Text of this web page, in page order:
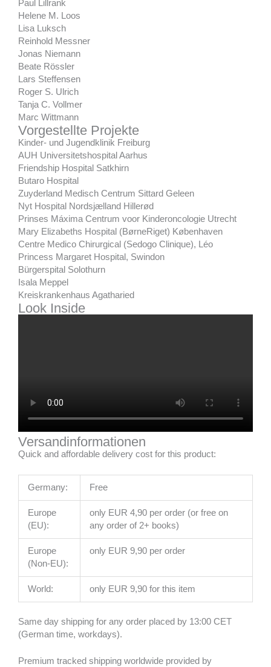
Paul Lillrank
Helene M. Loos
Lisa Luksch
Reinhold Messner
Jonas Niemann
Beate Rössler
Lars Steffensen
Roger S. Ulrich
Tanja C. Vollmer
Marc Wittmann
Vorgestellte Projekte
Kinder- und Jugendklinik Freiburg
AUH Universitetshospital Aarhus
Friendship Hospital Satkhirn
Butaro Hospital
Zuyderland Medisch Centrum Sittard Geleen
Nyt Hospital Nordsjælland Hillerød
Prinses Máxima Centrum voor Kinderoncologie Utrecht
Mary Elizabeths Hospital (BørneRiget) Københaven
Centre Medico Chirurgical (Sedogo Clinique), Léo
Princess Margaret Hospital, Swindon
Bürgerspital Solothurn
Isala Meppel
Kreiskrankenhaus Agatharied
Look Inside
Versandinformationen
Quick and affordable delivery cost for this product:
Germany: Free
Europe
(EU):
only EUR 4,90 per order (or free on
any order of 2+ books)
Europe
(Non-EU):
only EUR 9,90 per order
World: only EUR 9,90 for this item
Same day shipping for any order placed by 13:00 CET
(German time, workdays).
Premium tracked shipping worldwide provided by